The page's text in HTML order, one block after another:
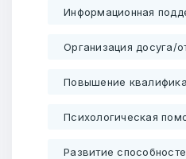
Информационная
Организация досуга/
Повышение
Психологическая
Развитие